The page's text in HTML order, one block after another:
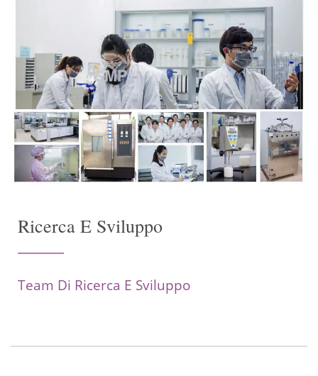
Ricerca E Sviluppo
Team Di Ricerca E Sviluppo